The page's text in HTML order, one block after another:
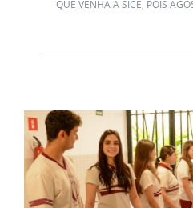
QUE VENHA A SICE, POIS